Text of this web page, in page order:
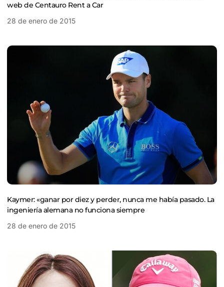
web de Centauro Rent a Car
28 de enero de 2015
Kaymer: «ganar por diez y perder, nunca me había pasado. La
ingeniería alemana no funciona siempre
28 de enero de 2015